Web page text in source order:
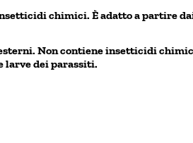
chimici. È adatto a partire
Non contiene insetticidi
larve dei parassiti.